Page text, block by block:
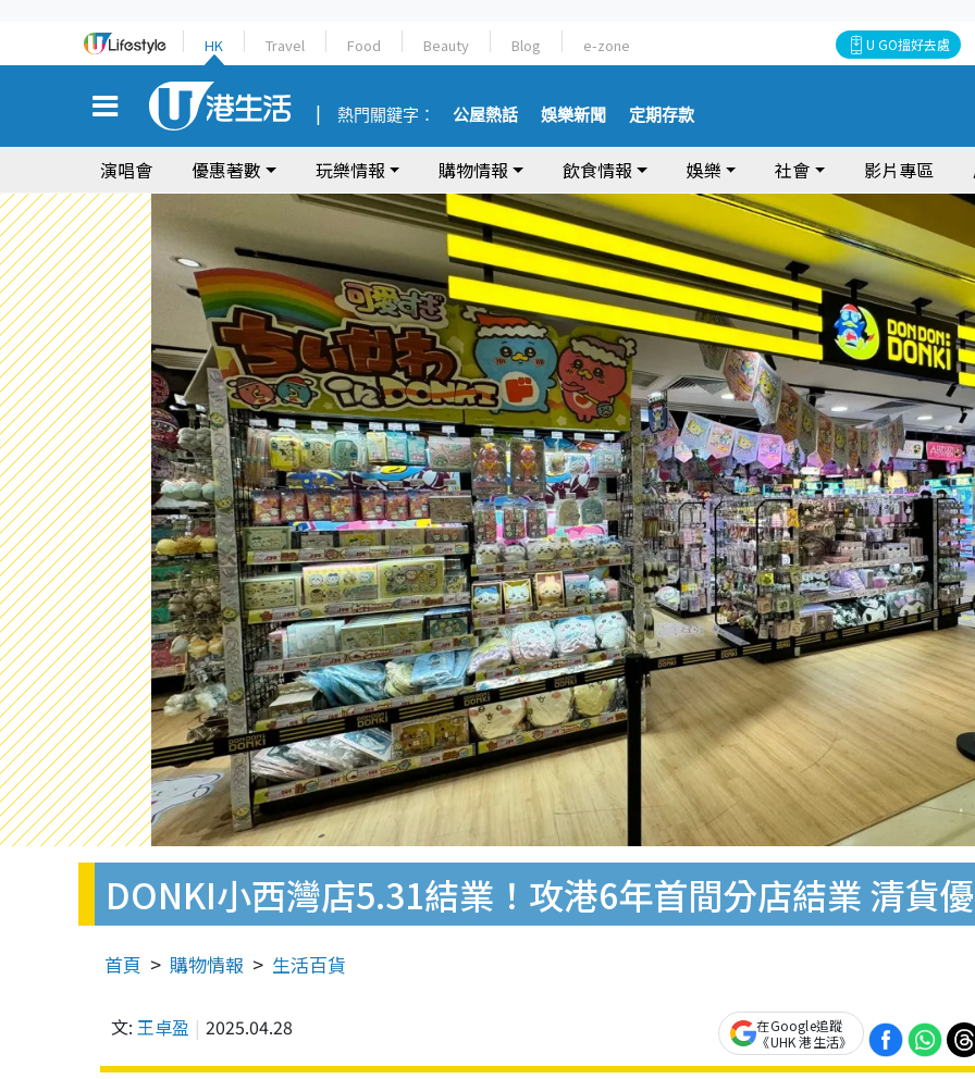
HK Travel Food Beauty Blog e-zone U GO搵好去處
熱門關鍵字： 公屋熱話 娛樂新聞 定期存款
演唱會 優惠著數 玩樂情報 購物情報 飲食情報 娛樂 社會 影片專區
DONKI小西灣店5.31結業！攻港6年首間分店結業 清貨
首頁 購物情報 生活百貨
文: 王卓盈 2025.04.28
在Google追蹤
《UHK 港生活》